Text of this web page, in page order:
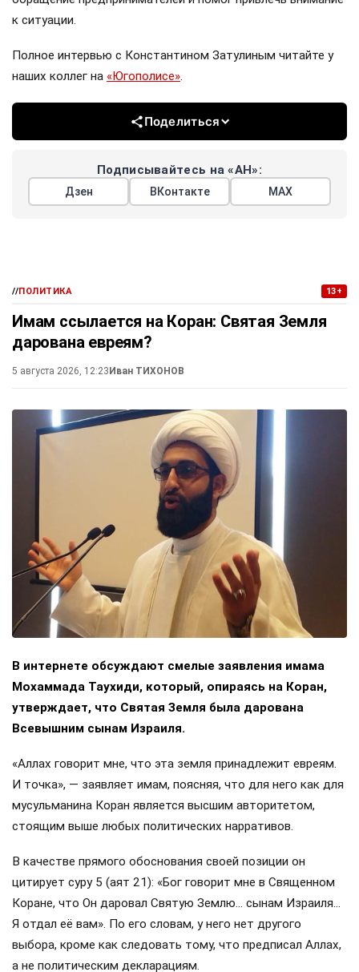
к ситуации.
Полное интервью с Константином Затулиным читайте у
наших коллег на «Югополисе».
Поделиться
Подписывайтесь на «АН»:
Дзен ВКонтакте МАХ
//ПОЛИТИКА 13+
Имам ссылается на Коран: Святая Земля
дарована евреям?
5 августа 2026, 12:23 Иван ТИХОНОВ
В интернете обсуждают смелые заявления имама
Мохаммада Таухиди, который, опираясь на Коран,
утверждает, что Святая Земля была дарована
Всевышним сынам Израиля.
«Аллах говорит мне, что эта земля принадлежит евреям.
И точка», — заявляет имам, поясняя, что для него как для
мусульманина Коран является высшим авторитетом,
стоящим выше любых политических нарративов.
В качестве прямого обоснования своей позиции он
цитирует суру 5 (аят 21): «Бог говорит мне в Священном
Коране, что Он даровал Святую Землю… сынам Израиля…
Я отдал её вам». По его словам, у него нет другого
выбора, кроме как следовать тому, что предписал Аллах,
а не политическим декларациям.